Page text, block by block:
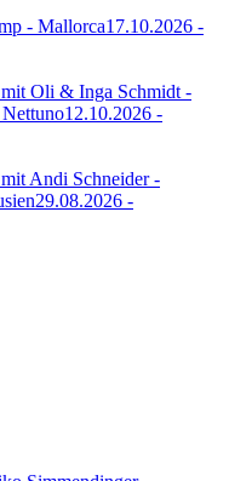
- Mallorca17.10.2026 -
Oli & Inga Schmidt -
12.10.2026 -
Andi Schneider -
29.08.2026 -